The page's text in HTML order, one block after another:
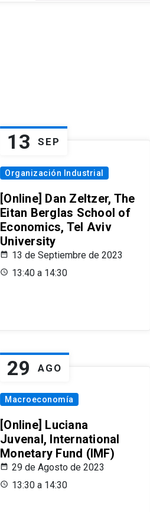
13 SEP
Organización Industrial
[Online] Dan Zeltzer, The
Eitan Berglas School of
Economics, Tel Aviv
University
13 de Septiembre de 2023
13:40 a 14:30
29 AGO
Macroeconomía
[Online] Luciana
Juvenal, International
Monetary Fund (IMF)
29 de Agosto de 2023
13:30 a 14:30